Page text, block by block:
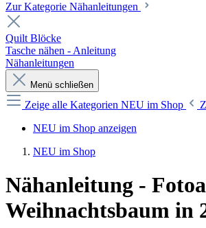
Zur Kategorie Nähanleitungen
Quilt Blöcke
Tasche nähen - Anleitung
Nähanleitungen
Menü schließen
Zeige alle Kategorien NEU im Shop
NEU im Shop anzeigen
NEU im Shop
Nähanleitung -
Weihnachtsbaum in